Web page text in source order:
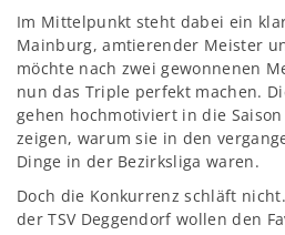
Im Mittelpunkt steht dabei ein
Mainburg, amtierender Meister
möchte nach zwei gewonnenen
nun das Triple perfekt machen.
gehen hochmotiviert in die
zeigen, warum sie in den
Dinge in der Bezirksliga waren.
Doch die Konkurrenz schläft
der TSV Deggendorf wollen den